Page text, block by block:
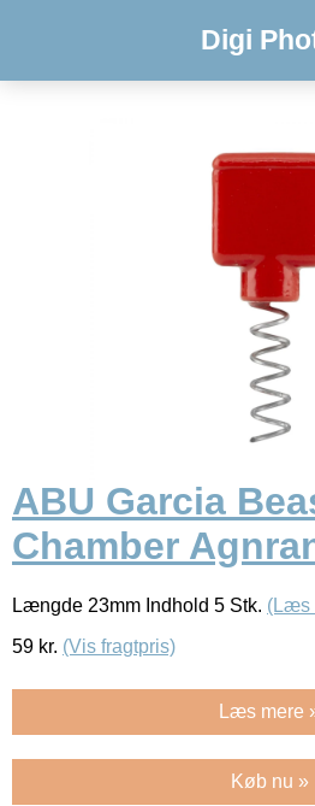
Digi
ABU Garcia
Chamber
Længde 23mm Indhold 5 Stk. (Læs
59 kr. (Vis fragtpris)
Læs mere
Køb nu »